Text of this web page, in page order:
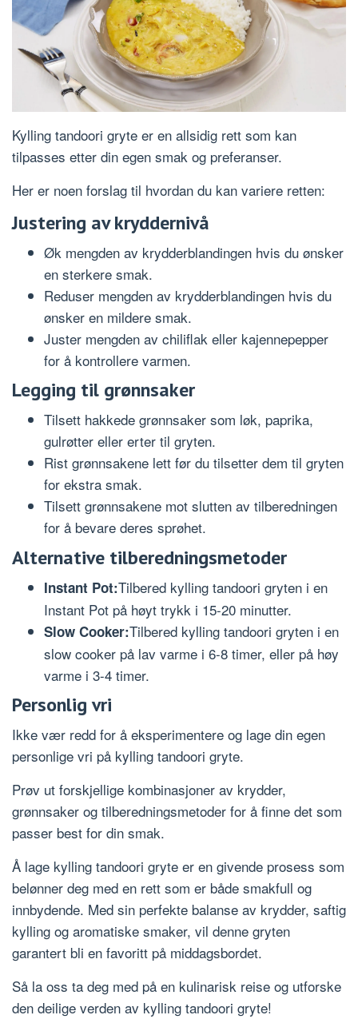
Kylling tandoori gryte er en allsidig rett som kan
tilpasses etter din egen smak og preferanser.
Her er noen forslag til hvordan du kan variere retten:
Justering av kryddernivå
Øk mengden av krydderblandingen hvis du ønsker
en sterkere smak.
Reduser mengden av krydderblandingen hvis du
ønsker en mildere smak.
Juster mengden av chiliflak eller kajennepepper
for å kontrollere varmen.
Legging til grønnsaker
Tilsett hakkede grønnsaker som løk, paprika,
gulrøtter eller erter til gryten.
Rist grønnsakene lett før du tilsetter dem til gryten
for ekstra smak.
Tilsett grønnsakene mot slutten av tilberedningen
for å bevare deres sprøhet.
Alternative tilberedningsmetoder
Instant Pot:Tilbered kylling tandoori gryten i en
Instant Pot på høyt trykk i 15-20 minutter.
Slow Cooker:Tilbered kylling tandoori gryten i en
slow cooker på lav varme i 6-8 timer, eller på høy
varme i 3-4 timer.
Personlig vri
Ikke vær redd for å eksperimentere og lage din egen
personlige vri på kylling tandoori gryte.
Prøv ut forskjellige kombinasjoner av krydder,
grønnsaker og tilberedningsmetoder for å finne det som
passer best for din smak.
Å lage kylling tandoori gryte er en givende prosess som
belønner deg med en rett som er både smakfull og
innbydende. Med sin perfekte balanse av krydder, saftig
kylling og aromatiske smaker, vil denne gryten
garantert bli en favoritt på middagsbordet.
Så la oss ta deg med på en kulinarisk reise og utforske
den deilige verden av kylling tandoori gryte!